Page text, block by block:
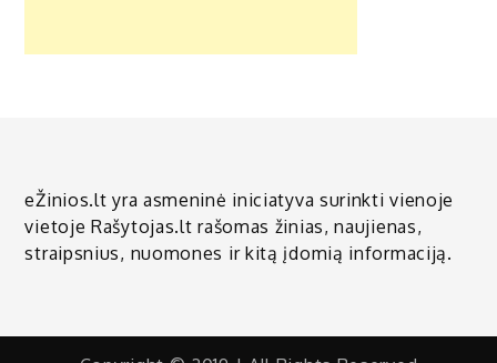
eŽinios.lt yra asmeninė iniciatyva surinkti vienoje
vietoje Rašytojas.lt rašomas žinias, naujienas,
straipsnius, nuomones ir kitą įdomią informaciją.